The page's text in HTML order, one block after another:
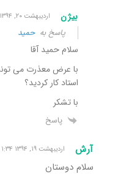
بیژن اردیبهشت ۲۰, ۱۳۹۴ ۱۲:۰۴ ب٫ظ
پاسخ بهحمید
سلام حمید آقا
با عرض معذرت می تونم
استاد کار کردید؟
با تشکر
پاسخ
آرش اردیبهشت ۱۹, ۱۳۹۴ ۱:۳۴ ق٫ظ
سلام دوستان